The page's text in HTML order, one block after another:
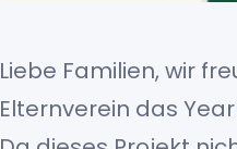
Liebe Familien, wir
Elternverein das